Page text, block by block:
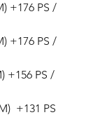
+176 PS /
+176 PS /
+156 PS /
+131 PS